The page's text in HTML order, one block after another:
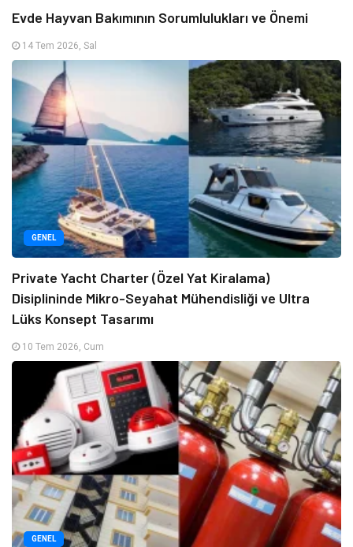
Evde Hayvan Bakımının Sorumlulukları ve Önemi
14 Tem 2026, Sal
GENEL
Private Yacht Charter (Özel Yat Kiralama)
Disiplininde Mikro-Seyahat Mühendisliği ve Ultra
Lüks Konsept Tasarımı
10 Tem 2026, Cum
GENEL